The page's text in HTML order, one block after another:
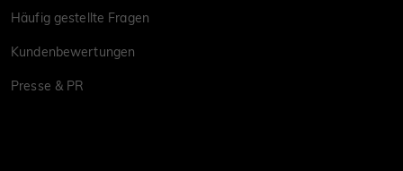
Häufig gestellte Fragen
Kundenbewertungen
Presse & PR